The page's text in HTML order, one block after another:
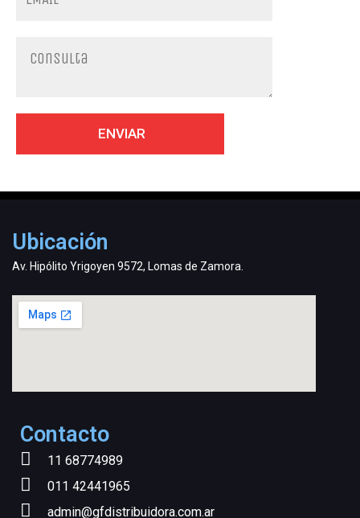
Ubicación
Av. Hipólito Yrigoyen 9572, Lomas de Zamora.
Contacto
11 68774989
011 42441965
admin@gfdistribuidora.com.ar